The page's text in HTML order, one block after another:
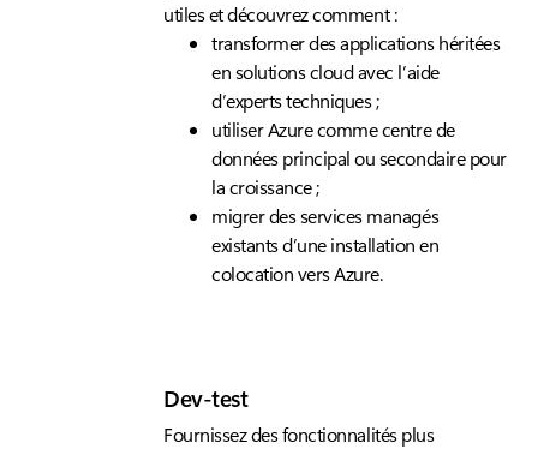
utiles et découvrez comment :
transformer des applications héritées
en solutions cloud avec l’aide
d’experts techniques ;
utiliser Azure comme centre de
données principal ou secondaire pour
la croissance ;
migrer des services managés
existants d’une installation en
colocation vers Azure.
Dev-test
Fournissez des fonctionnalités plus